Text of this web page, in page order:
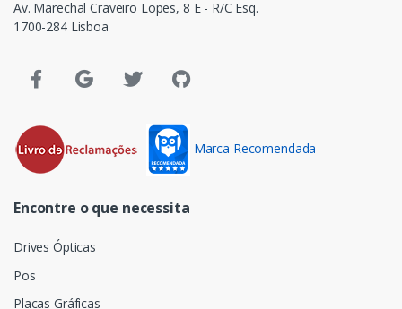
Av. Marechal Craveiro Lopes, 8 E - R/C Esq.
1700-284 Lisboa
Marca Recomendada
Encontre o que necessita
Drives Ópticas
Pos
Placas Gráficas